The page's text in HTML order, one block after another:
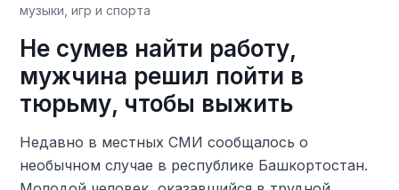
музыки, игр и спорта
Не сумев найти работу,
мужчина решил пойти в
тюрьму, чтобы выжить
Недавно в местных СМИ сообщалось о
необычном случае в республике Башкортостан.